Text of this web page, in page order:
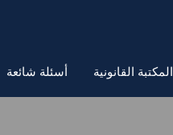
المكتبة القانونية أسئلة شائعة